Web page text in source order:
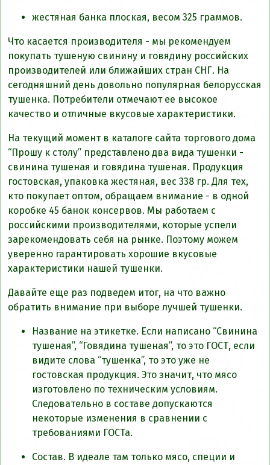
жестяная банка плоская, весом 325 граммов.
Что касается производителя - мы рекомендуем
покупать тушеную свинину и говядину российских
производителей или ближайших стран СНГ. На
сегодняшний день довольно популярная белорусская
тушенка. Потребители отмечают ее высокое
качество и отличные вкусовые характеристики.
На текущий момент в каталоге сайта торгового дома
“Прошу к столу” представлено два вида тушенки -
свинина тушеная и говядина тушеная. Продукция
гостовская, упаковка жестяная, вес 338 гр. Для тех,
кто покупает оптом, обращаем внимание - в одной
коробке 45 банок консервов. Мы работаем с
российскими производителями, которые успели
зарекомендовать себя на рынке. Поэтому можем
уверенно гарантировать хорошие вкусовые
характеристики нашей тушенки.
Давайте еще раз подведем итог, на что важно
обратить внимание при выборе лучшей тушенки.
Название на этикетке. Если написано “Свинина
тушеная”, “Говядина тушеная”, то это ГОСТ, если
видите слова “тушенка”, то это уже не
гостовская продукция. Это значит, что мясо
изготовлено по техническим условиям.
Следовательно в составе допускаются
некоторые изменения в сравнении с
требованиями ГОСТа.
Состав. В идеале там только мясо, специи и